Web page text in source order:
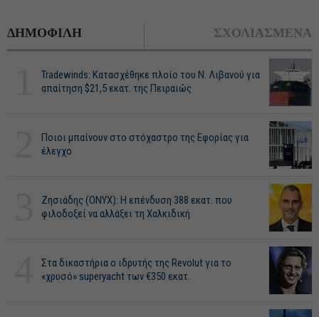
ΔΗΜΟΦΙΛΗ ΣΧΟΛΙΑΣΜΕΝΑ
Tradewinds: Κατασχέθηκε πλοίο του Ν. Λιβανού για
απαίτηση $21,5 εκατ. της Πειραιώς
Ποιοι μπαίνουν στο στόχαστρο της Εφορίας για
έλεγχο
Ζησιάδης (ONYX): Η επένδυση 388 εκατ. που
φιλοδοξεί να αλλάξει τη Χαλκιδική
Στα δικαστήρια ο ιδρυτής της Revolut για το
«χρυσό» superyacht των €350 εκατ.